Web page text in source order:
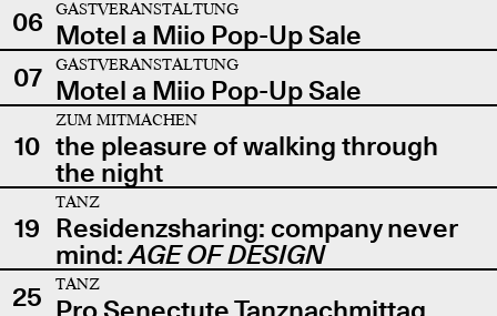
06
GASTVERANSTALTUNG
Motel a Miio Pop-Up Sale
07
GASTVERANSTALTUNG
Motel a Miio Pop-Up Sale
10
ZUM MITMACHEN
the pleasure of walking through
the night
19
TANZ
Residenzsharing: company never
mind:AGE OF DESIGN
25
TANZ